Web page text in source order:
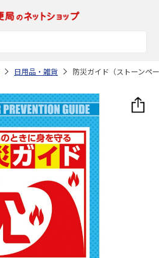
日用品・雑貨 防災ガイド（ストーン